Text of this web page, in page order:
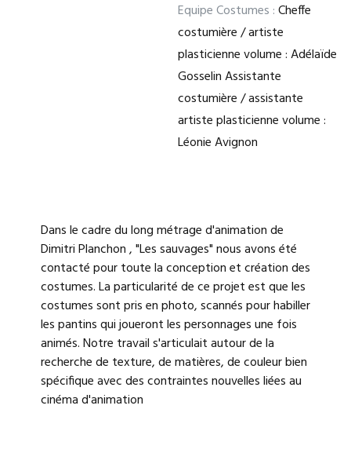
Equipe Costumes :Cheffe
costumière / artiste
plasticienne volume : Adélaïde
Gosselin Assistante
costumière / assistante
artiste plasticienne volume :
Léonie Avignon
Dans le cadre du long métrage d'animation de
Dimitri Planchon , "Les sauvages" nous avons été
contacté pour toute la conception et création des
costumes. La particularité de ce projet est que les
costumes sont pris en photo, scannés pour habiller
les pantins qui joueront les personnages une fois
animés. Notre travail s'articulait autour de la
recherche de texture, de matières, de couleur bien
spécifique avec des contraintes nouvelles liées au
cinéma d'animation